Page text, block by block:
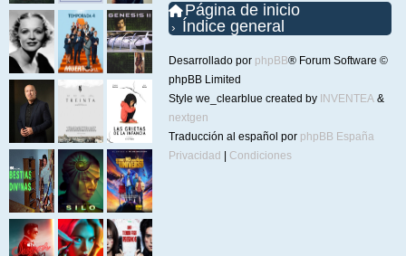
Página de inicio
Índice general
Desarrollado por phpBB® Forum Software ©
phpBB Limited
Style we_clearblue created by INVENTEA &
nextgen
Traducción al español por phpBB España
Privacidad
Condiciones